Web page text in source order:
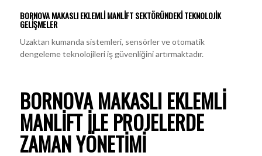
BORNOVA MAKASLI EKLEMLI MANLIFT SEKTÖRÜNDEKI TEKNOLOJIK
GELIŞMELER
Uzaktan kumanda sistemleri, sensörler ve otomatik
dengeleme teknolojileri iş güvenliğini artırmaktadır.
BORNOVA MAKASLI EKLEMLI
MANLIFT ILE PROJELERDE
ZAMAN YÖNETIMI